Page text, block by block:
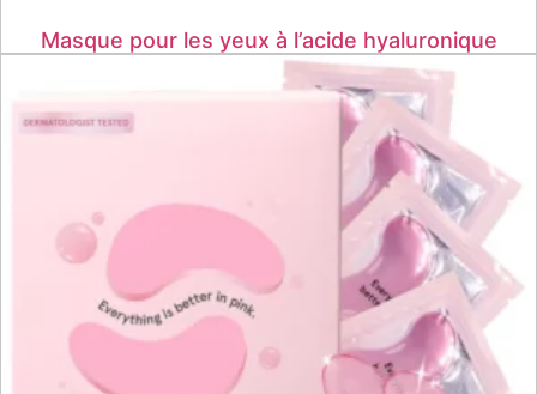
Masque pour les yeux à l’acide hyaluronique